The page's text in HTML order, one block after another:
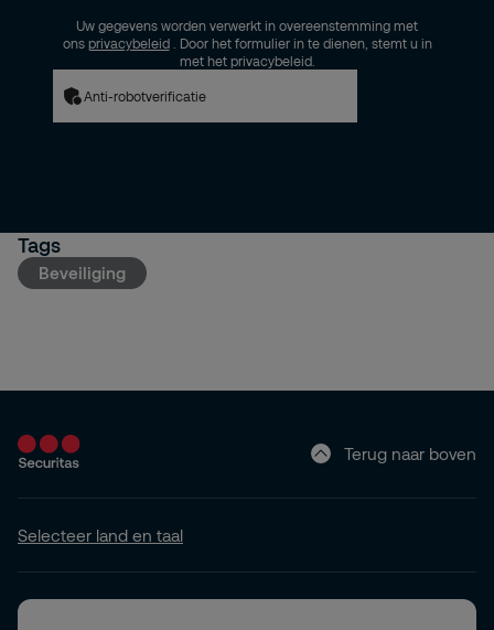
Uw gegevens worden verwerkt in overeenstemming met
ons privacybeleid
. Door het formulier in te dienen, stemt u in
met het privacybeleid.
Anti-robotverificatie
Tags
Beveiliging
Terug naar boven
Selecteer land en taal